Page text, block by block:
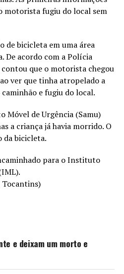
motorista fugiu do local sem
de bicicleta em uma área
De acordo com a Polícia
que o motorista chegou
ver que tinha atropelado a
e fugiu do local.
Móvel de Urgência (Samu)
a criança já havia morrido. O
da bicicleta.
para o Instituto
Tocantins)
e deixam um morto e